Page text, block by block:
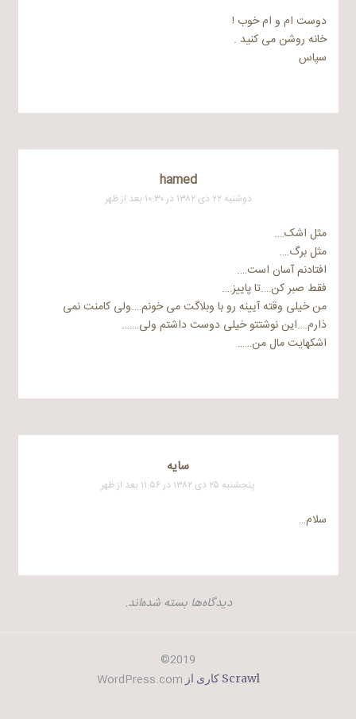
دوست ام و ام خوب !
خانه روشن می کنید .
سپاس
hamed
دوشنبه ۲۲ دی ۱۳۸۲ در ۱۰:۳۰ بعد از ظهر
مثل اشک….
مثل برگ….
افتادنم آسان است….
فقط صبر کن….تا پاییز….
من خیلی وقته آیینه رو با وبلاگت می خونم….ولی کامنت نمی
ذارم….این نوشتتو خیلی دوست داشتم ولی…….
اشکهایت مال من……
سايه
پنجشنبه ۲۵ دی ۱۳۸۲ در ۱۱:۵۶ بعد از ظهر
سلام…
دیدگاه‌ها بسته شده‌اند.
2019©
Scrawl کاری از WordPress.com